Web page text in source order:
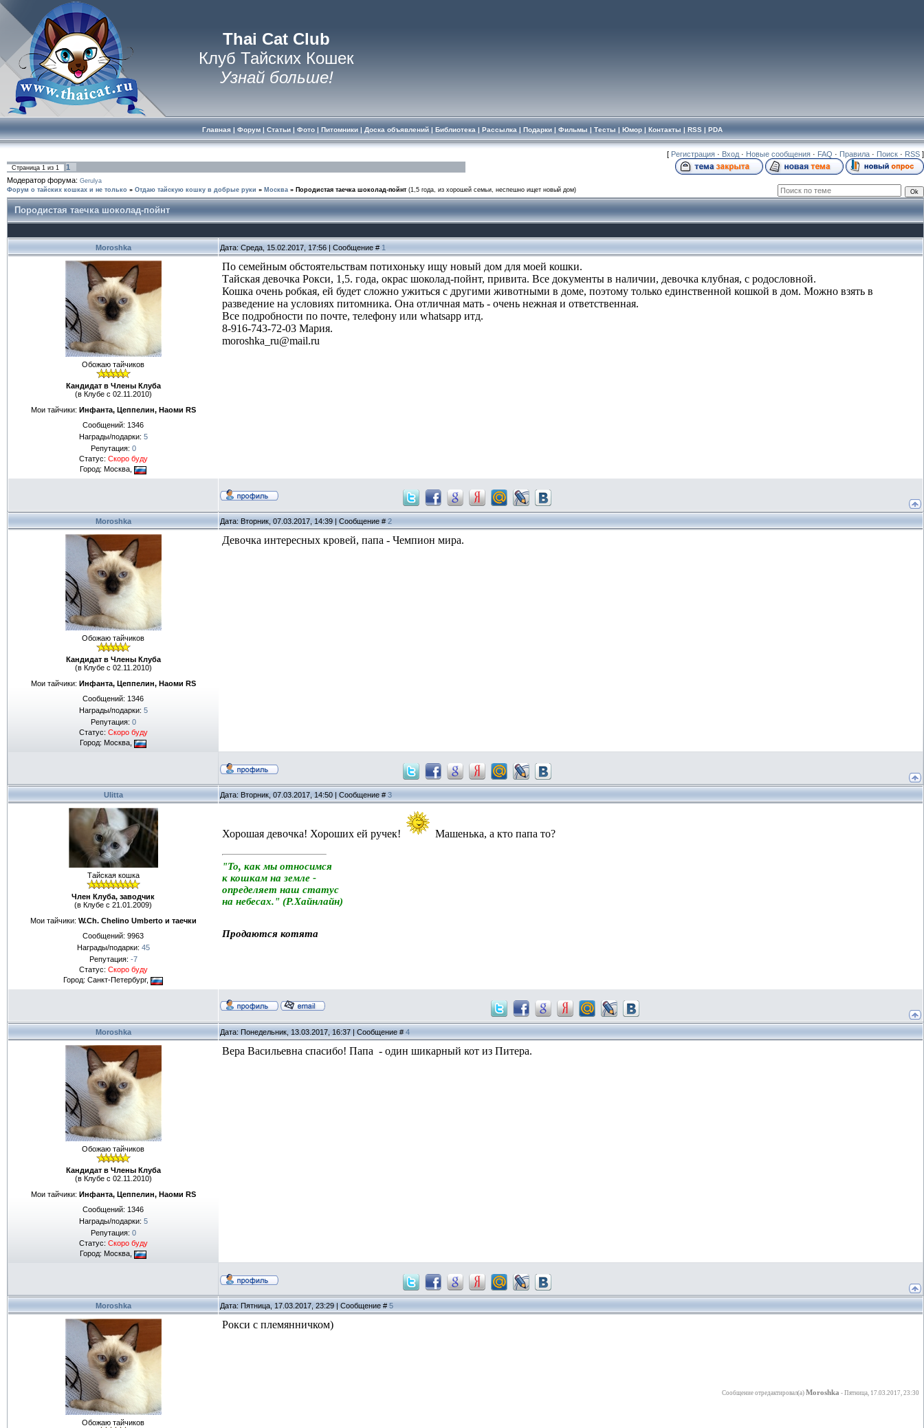
Thai Cat Club
Клуб Тайских Кошек
Узнай больше!
Главная| Форум| Статьи| Фото| Питомники| Доска объявлений| Библиотека | Рассылка | Подарки| Фильмы | Тесты | Юмор| Контакты | RSS| PDA
[ Регистрация · Вход · Новые сообщения · FAQ · Правила · Поиск · RSS ]
Страница 1 из 1
1
Модератор форума: Gerulya
Форум о тайских кошках и не только » Отдаю тайскую кошку в добрые руки » Москва » Породистая таечка шоколад-пойнт (1,5 года, из хорошей семьи, неспешно ищет новый дом)
Породистая таечка шоколад-пойнт
Moroshka Дата: Среда, 15.02.2017, 17:56 | Сообщение # 1
Обожаю тайчиков
Кандидат в Члены Клуба
(в Клубе с 02.11.2010)
Мои тайчики: Инфанта, Цеппелин, Наоми RS
Сообщений: 1346
Награды/подарки: 5
Репутация: 0
Статус: Скоро буду
Город: Москва,
По семейным обстоятельствам потихоньку ищу новый дом для моей кошки.
Тайская девочка Рокси, 1,5. года, окрас шоколад-пойнт, привита. Все документы в наличии, девочка клубная, с родословной.
Кошка очень робкая, ей будет сложно ужиться с другими животными в доме, поэтому только единственной кошкой в дом. Можно взять в
разведение на условиях питомника. Она отличная мать - очень нежная и ответственная.
Все подробности по почте, телефону или whatsapp итд.
8-916-743-72-03 Мария.
moroshka_ru@mail.ru
Moroshka Дата: Вторник, 07.03.2017, 14:39 | Сообщение # 2
Обожаю тайчиков
Кандидат в Члены Клуба
(в Клубе с 02.11.2010)
Мои тайчики: Инфанта, Цеппелин, Наоми RS
Сообщений: 1346
Награды/подарки: 5
Репутация: 0
Статус: Скоро буду
Город: Москва,
Девочка интересных кровей, папа - Чемпион мира.
Ulitta Дата: Вторник, 07.03.2017, 14:50 | Сообщение # 3
Тайская кошка
Член Клуба, заводчик
(в Клубе с 21.01.2009)
Мои тайчики: W.Ch. Chelino Umberto и таечки
Сообщений: 9963
Награды/подарки: 45
Репутация: -7
Статус: Скоро буду
Город: Санкт-Петербург,
Хорошая девочка! Хороших ей ручек! Машенька, а кто папа то?
"То, как мы относимся
к кошкам на земле -
определяет наш статус
на небесах." (Р.Хайнлайн)
Продаются котята
Moroshka Дата: Понедельник, 13.03.2017, 16:37 | Сообщение # 4
Обожаю тайчиков
Кандидат в Члены Клуба
(в Клубе с 02.11.2010)
Мои тайчики: Инфанта, Цеппелин, Наоми RS
Сообщений: 1346
Награды/подарки: 5
Репутация: 0
Статус: Скоро буду
Город: Москва,
Вера Васильевна спасибо! Папа - один шикарный кот из Питера.
Moroshka Дата: Пятница, 17.03.2017, 23:29 | Сообщение # 5
Обожаю тайчиков
Рокси с племянничком)
Сообщение отредактировал(а) Moroshka - Пятница, 17.03.2017, 23:30